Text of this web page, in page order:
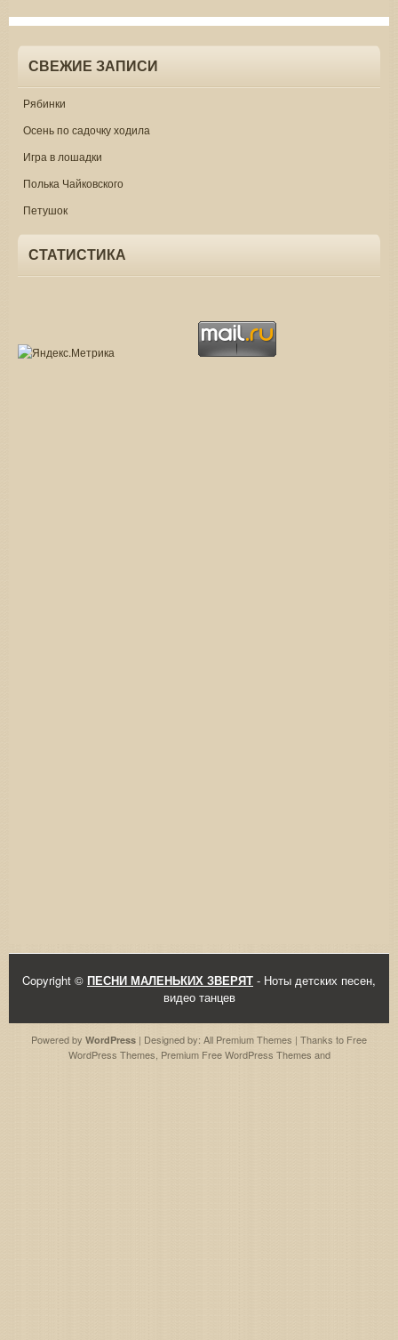
СВЕЖИЕ ЗАПИСИ
Рябинки
Осень по садочку ходила
Игра в лошадки
Полька Чайковского
Петушок
СТАТИСТИКА
Copyright © ПЕСНИ МАЛЕНЬКИХ ЗВЕРЯТ - Ноты детских песен,
видео танцев
Powered by WordPress | Designed by: All Premium Themes | Thanks to Free
WordPress Themes Premium Free WordPress Themes and